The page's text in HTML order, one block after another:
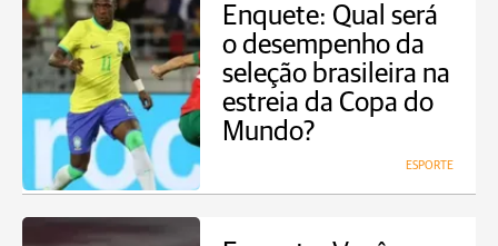
Enquete: Qual será
o desempenho da
seleção brasileira na
estreia da Copa do
Mundo?
ESPORTE